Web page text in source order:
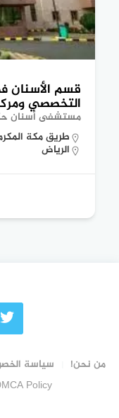
قسم
التخصصي
مستشفى أسنان
طريق مكة
الرياض
من نحن! سياسة
Policy